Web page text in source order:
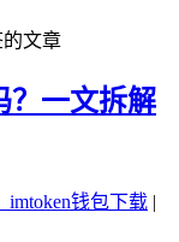
的文章
？一文拆解
imtoken钱包下载 |